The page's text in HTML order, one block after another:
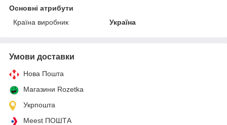
Основні атрибути
Країна виробник
Україна
Умови доставки
Нова Пошта
Магазини Rozetka
Укрпошта
Meest ПОШТА